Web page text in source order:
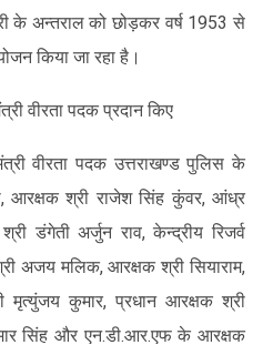
के अन्तराल को छोड़कर वर्ष 1953 से
किया जा रहा है।
वीरता पदक प्रदान किए
वीरता पदक उत्तराखण्ड पुलिस के
आरक्षक श्री राजेश सिंह कुंवर, आंध्र
डंगेती अर्जुन राव, केन्द्रीय रिजर्व
अजय मलिक, आरक्षक श्री सियाराम,
मृत्युंजय कुमार, प्रधान आरक्षक श्री
सिंह और एन.डी.आर.एफ के आरक्षक